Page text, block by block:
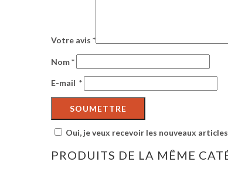
Votre avis *
Nom*
E-mail *
Oui, je veux recevoir les nouveaux
PRODUITS DE LA MÊME